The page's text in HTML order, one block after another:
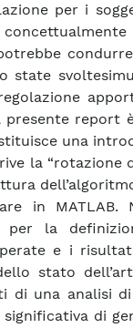
per i
state
report
una
la “rotazione
in
per la
e i
stato
di una analisi
di